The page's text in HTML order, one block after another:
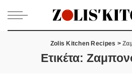
Zolis Kitchen Recipes >
Ετικέτα: